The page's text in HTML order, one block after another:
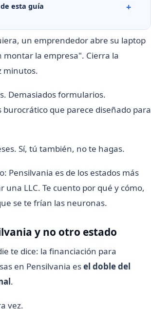
esta guía
un emprendedor abre su laptop
montar la empresa". Cierra la
minutos.
Demasiados formularios.
burocrático que parece diseñado para
Sí, tú también, no te hagas.
Pensilvania es de los estados más
una LLC. Te cuento por qué y cómo,
se te frían las neuronas.
y no otro estado
te dice: la financiación para
en Pensilvania esel doble del
.
vez.